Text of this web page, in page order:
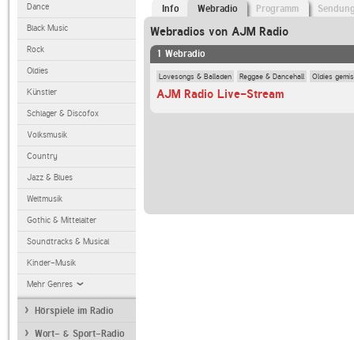
Dance
Black Music
Rock
Oldies
Künstler
Schlager & Discofox
Volksmusik
Country
Jazz & Blues
Weltmusik
Gothic & Mittelalter
Soundtracks & Musical
Kinder-Musik
Mehr Genres
Hörspiele im Radio
Wort- & Sport-Radio
Info Webradio Programm
Webradios von AJM Radio
1 Webradio
Lovesongs & Balladen Reggae & Dancehall Oldies
AJM Radio Live-Stream